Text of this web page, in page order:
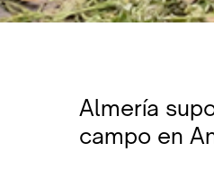
Almería
campo en